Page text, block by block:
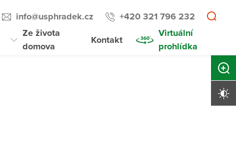
info@usphradek.cz
+420 321 796 232
Ze života
domova
Kontakt
Virtuální
prohlídka